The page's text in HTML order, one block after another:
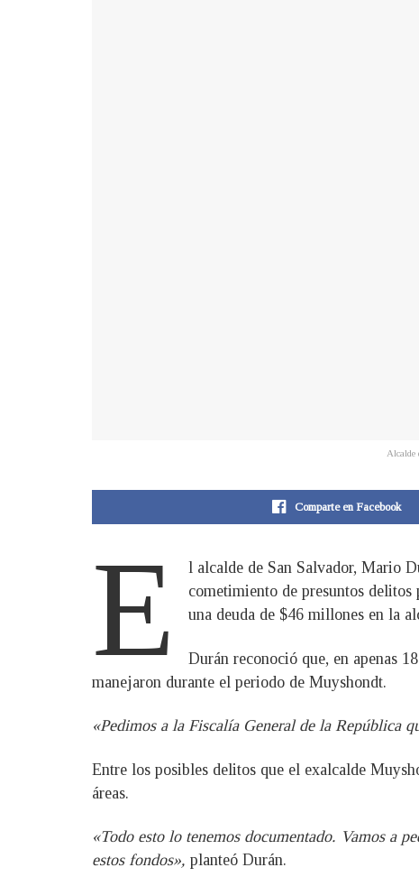
Alcalde
Comparte en Facebook
E
l alcalde de San Salvador, Mario
cometimiento de presuntos
una deuda de $46 millones en la
Durán reconoció que, en apenas
manejaron durante el periodo de Muyshondt.
«Pedimos a la Fiscalía General de la República
Entre los posibles delitos que el exalcalde
áreas.
«Todo esto lo tenemos documentado. Vamos a
estos fondos», planteó Durán.